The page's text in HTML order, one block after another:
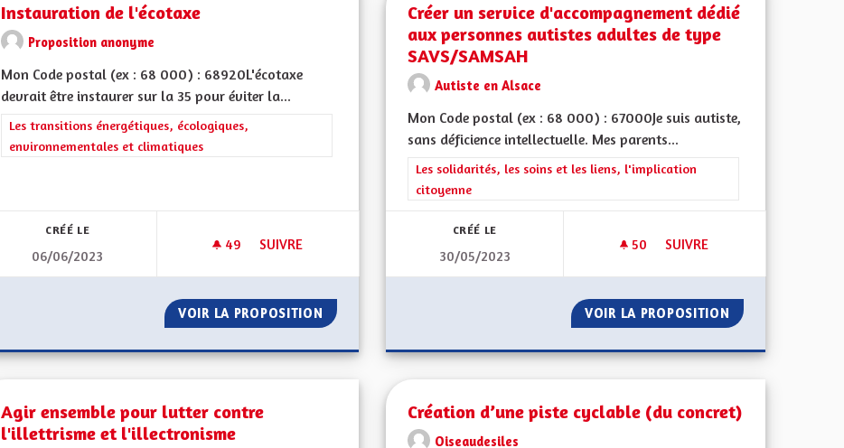
Instauration de l'écotaxe
Proposition anonyme
Mon Code postal (ex : 68 000) : 68920L'écotaxe
devrait être instaurer sur la 35 pour éviter la...
Filtrer les résultats de la catégorie : Les transitions énergétiques, écologiques, environnementales et climatiques
Les transitions énergétiques, écologiques,
environnementales et climatiques
CRÉÉ LE
06/06/2023
49 49 ABONNÉS
SUIVRE
VOIR LA PROPOSITION INSTAURATION DE L'ÉCOTAXE
Créer un service d'accompagnement dédié
aux personnes autistes adultes de type
SAVS/SAMSAH
Autiste en Alsace
Mon Code postal (ex : 68 000) : 67000Je suis autiste,
sans déficience intellectuelle. Mes parents...
Filtrer les résultats de la catégorie : Les solidarités, les soins et les liens,
Les solidarités, les soins et les liens, l'implication
citoyenne
CRÉÉ LE
30/05/2023
50 50 ABONNÉS
SUIVRE
VOIR LA PROPOSITION CRÉER UN
Agir ensemble pour lutter contre
l'illettrisme et l'illectronisme
Création d’une piste cyclable (du concret)
Oiseaudesiles